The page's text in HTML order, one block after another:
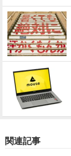
関連記事